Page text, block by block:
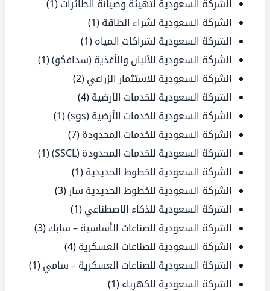
الشركة السعودية لتهيئة وصيانة الطائرات (1)
الشركة السعودية لشراء الطاقة (1)
الشركة السعودية لشراكات المياه (1)
الشركة السعودية للألبان والأغذية (سدافكو)(1)
الشركة السعودية للاستثمار الزراعي (2)
الشركة السعودية للخدمات الأرضية (4)
الشركة السعودية للخدمات الأرضية (sgs)
(1)
الشركة السعودية للخدمات المحدودة (7)
الشركة السعودية للخدمات المحدودة (SSCL)
(1)
الشركة السعودية للخطوط الحديدية (1)
الشركة السعودية للخطوط الحديدية سار (3)
الشركة السعودية للذكاء الاصطناعي (1)
الشركة السعودية للصناعات الأساسية – سابك (3)
الشركة السعودية للصناعات العسكرية (4)
الشركة السعودية للصناعات العسكرية – سامي (1)
الشركة السعودية للكهرباء (1)